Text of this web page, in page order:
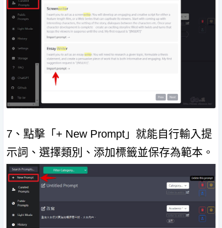
7、點擊「+ New Prompt」就能自行輸入提
示詞、選擇類別、添加標籤並保存為範本。